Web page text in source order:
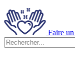
Faire